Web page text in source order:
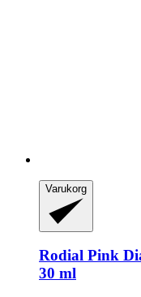
Varukorg
Rodial Pink
30 ml